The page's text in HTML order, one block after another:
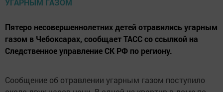
Пятеро несовершеннолетних детей отравились угарным
газом в Чебоксарах, сообщает ТАСС со ссылкой на
Следственное управление СК РФ по региону.
Сообщение об отравлении угарным газом поступило